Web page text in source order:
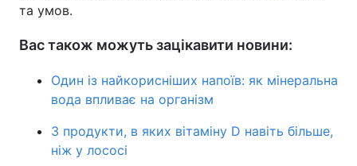
та умов.
Вас також можуть зацікавити новини:
Один із найкорисніших напоїв: як мінеральна
вода впливає на організм
3 продукти, в яких вітаміну D навіть більше,
ніж у лососі